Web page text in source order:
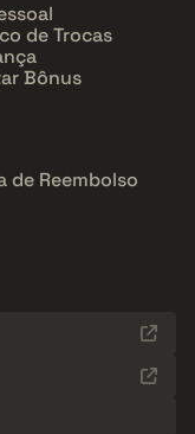
de Trocas
Bônus
de Reembolso